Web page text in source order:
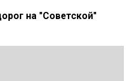
на "Советской"